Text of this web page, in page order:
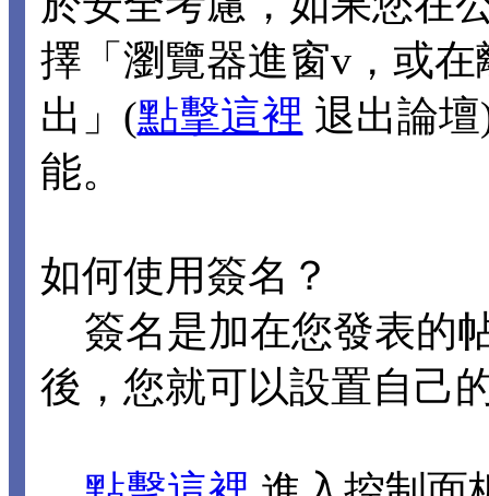
擇「瀏覽器進窗v，或
出」(點擊這裡 退出論
能。
如何使用簽名？
簽名是加在您發表的
後，您就可以設置自己